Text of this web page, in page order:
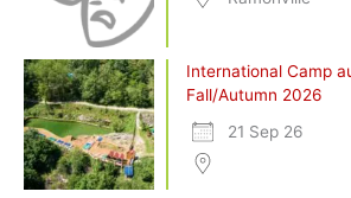
International Camp
Fall/Autumn 2026
21 Sep 26